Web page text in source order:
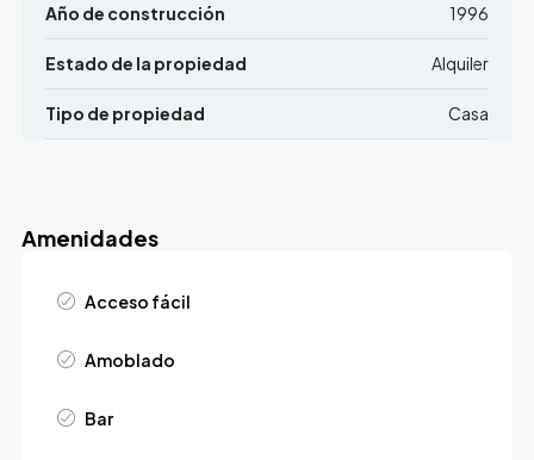
Año de construcción 1996
Estado de la propiedad Alquiler
Tipo de propiedad Casa
Amenidades
Acceso fácil
Amoblado
Bar